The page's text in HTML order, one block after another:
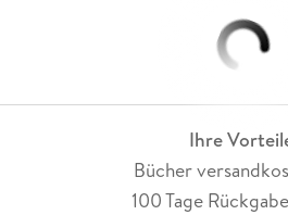
Ihre
Bücher
100 Tage